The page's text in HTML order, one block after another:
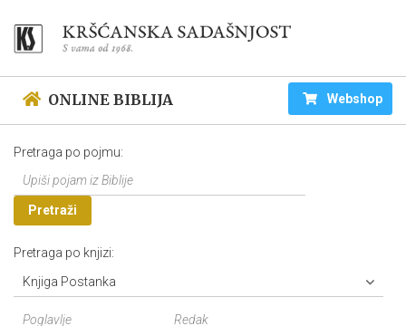
ONLINE BIBLIJA Webshop
Pretraga po pojmu:
Pretraži
Pretraga po knjizi:
Knjiga Postanka